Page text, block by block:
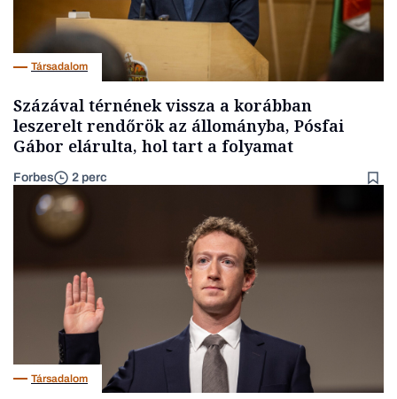
Társadalom
Százával térnének vissza a korábban
leszerelt rendőrök az állományba, Pósfai
Gábor elárulta, hol tart a folyamat
Forbes 2 perc
Társadalom